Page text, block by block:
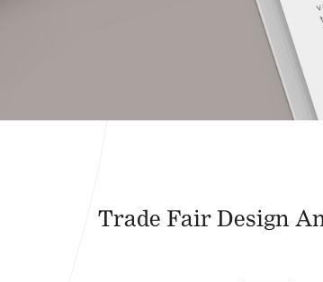
Trade Fair Design